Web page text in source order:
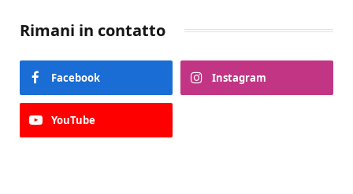
Rimani in contatto
Facebook Instagram
YouTube